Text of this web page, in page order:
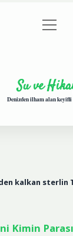
Gizlilik Politikası
menüyü
aç
Su ve
Denizden ilham alan
kalkan sterlin
Kimin Parası